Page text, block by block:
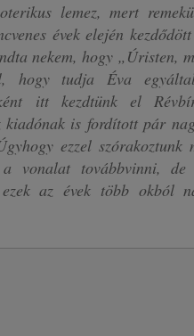
lemez, mert
évek elején
nekem, hogy „Úristen,
hogy tudja Éva
itt kezdtünk el
kiadónak is fordított pár
ezzel
vonalat továbbvinni,
az évek több okból